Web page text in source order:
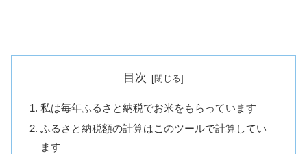
目次
私は毎年ふるさと納税でお米をもらっています
ふるさと納税額の計算はこのツールで計算してい
ます